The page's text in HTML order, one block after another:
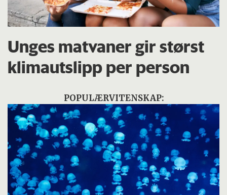
Unges matvaner gir størst
klimautslipp per person
POPULÆRVITENSKAP: